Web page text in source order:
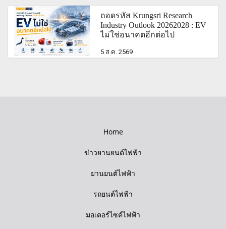
ถอดรหัส Krungsri Research
Industry Outlook 20262028 : EV
ไม่ใช่อนาคตอีกต่อไป
5 ส.ค. 2569
Home
ข่าวยานยนต์ไฟฟ้า
ยานยนต์ไฟฟ้า
รถยนต์ไฟฟ้า
มอเตอร์ไซค์ไฟฟ้า